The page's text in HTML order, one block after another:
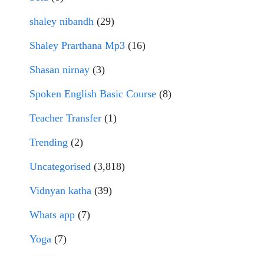
shaley nibandh (29)
Shaley Prarthana Mp3 (16)
Shasan nirnay (3)
Spoken English Basic Course (8)
Teacher Transfer (1)
Trending (2)
Uncategorised (3,818)
Vidnyan katha (39)
Whats app (7)
Yoga (7)